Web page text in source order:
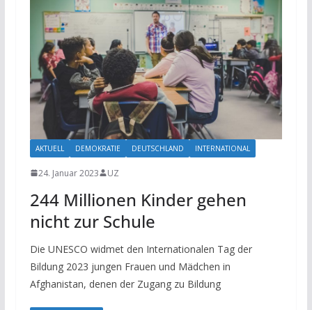
AKTUELL DEMOKRATIE DEUTSCHLAND INTERNATIONAL
24. Januar 2023 UZ
244 Millionen Kinder gehen
nicht zur Schule
Die UNESCO widmet den Internationalen Tag der
Bildung 2023 jungen Frauen und Mädchen in
Afghanistan, denen der Zugang zu Bildung